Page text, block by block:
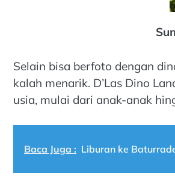
Selain bisa berfoto dengan
kalah menarik. D’Las Dino
usia, mulai dari anak-anak
Baca Juga : Liburan ke